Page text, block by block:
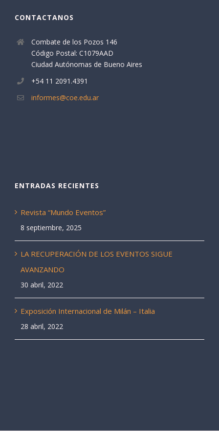
CONTACTANOS
Combate de los Pozos 146
Código Postal: C1079AAD
Ciudad Autónomas de Bueno Aires
+54 11 2091.4391
informes@coe.edu.ar
ENTRADAS RECIENTES
Revista “Mundo Eventos”
8 septiembre, 2025
LA RECUPERACIÓN DE LOS EVENTOS SIGUE
AVANZANDO
30 abril, 2022
Exposición Internacional de Milán – Italia
28 abril, 2022